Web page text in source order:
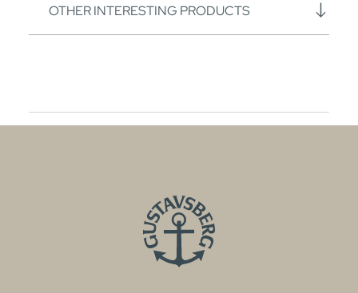
OTHER INTERESTING PRODUCTS